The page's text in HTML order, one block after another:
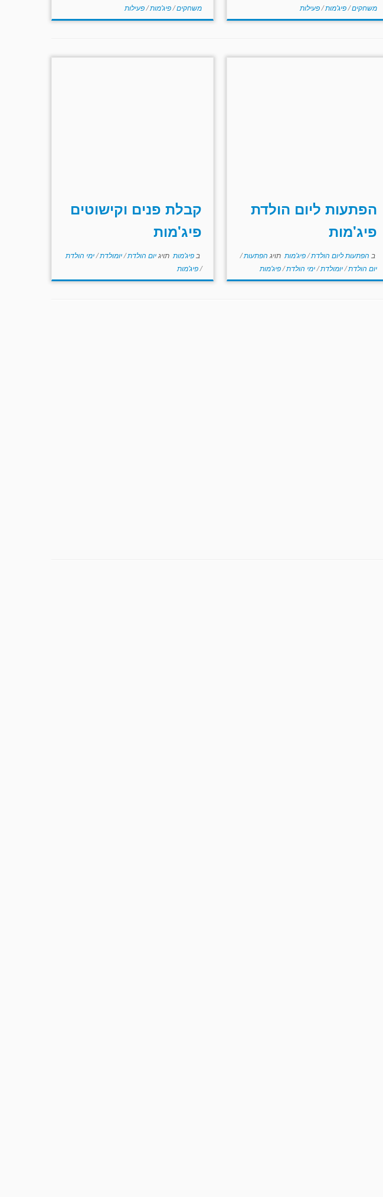
משחקים/פיג'מות/פעילות
משחקים/פיג'מות/פעילות
הפתעות ליום הולדת
פיג'מות
ב הפתעות ליום הולדת/פיג'מות תויג הפתעות/
יום הולדת/יומולדת/ימי הולדת/פיג'מות
קבלת פנים וקישוטים
פיג'מות
ב פיג'מות תויגיום הולדת/יומולדת/ימי הולדת
/פיג'מות